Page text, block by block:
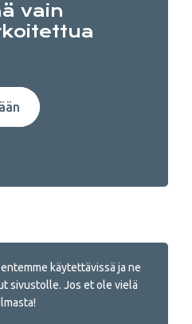
vain
käytettävissä ja ne
sivustolle. Jos et ole vielä